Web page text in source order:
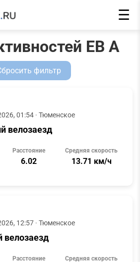
☰
ЕВ А
фильтр
01:54 · Тюменское
велозаезд
Расстояние
6.02
Средняя скорость
13.71 км/ч
12:57 · Тюменское
велозаезд
Расстояние Средняя скорость